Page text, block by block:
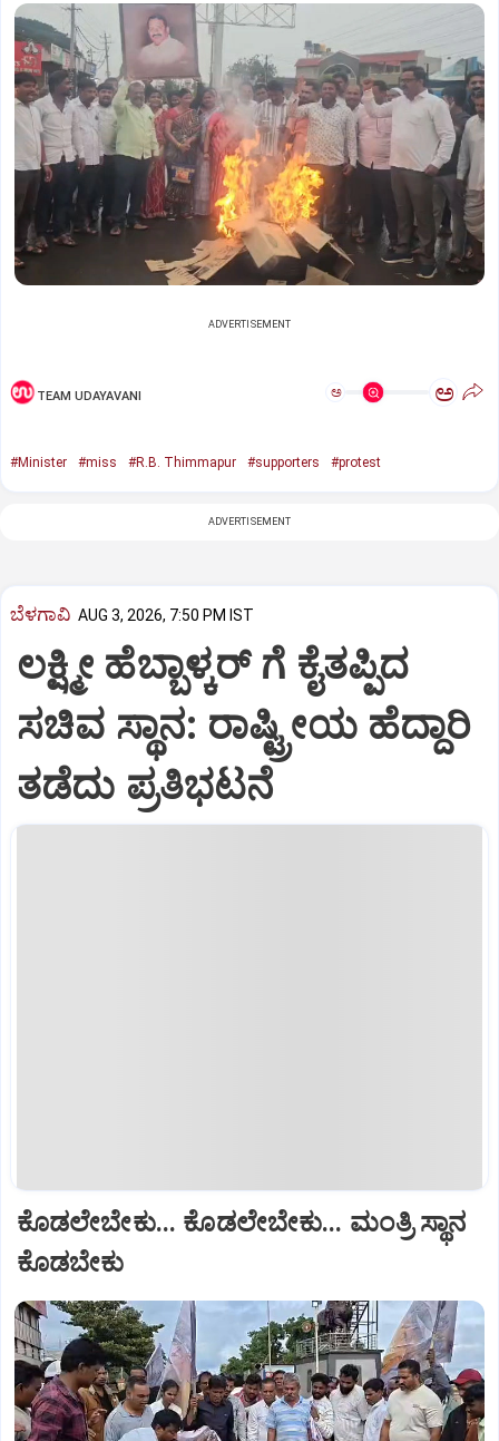
ADVERTISEMENT
TEAM UDAYAVANI ಅ ಅ
#Minister #miss #R.B. Thimmapur #supporters #protest
ADVERTISEMENT
ಬೆಳಗಾವಿ AUG 3, 2026, 7:50 PM IST
ಲಕ್ಷ್ಮೀ ಹೆಬ್ಬಾಳ್ಕರ್ ಗೆ ಕೈತಪ್ಪಿದ
ಸಚಿವ ಸ್ಥಾನ: ರಾಷ್ಟ್ರೀಯ ಹೆದ್ದಾರಿ
ತಡೆದು ಪ್ರತಿಭಟನೆ
ಕೊಡಲೇಬೇಕು... ಕೊಡಲೇಬೇಕು... ಮಂತ್ರಿ ಸ್ಥಾನ
ಕೊಡಬೇಕು